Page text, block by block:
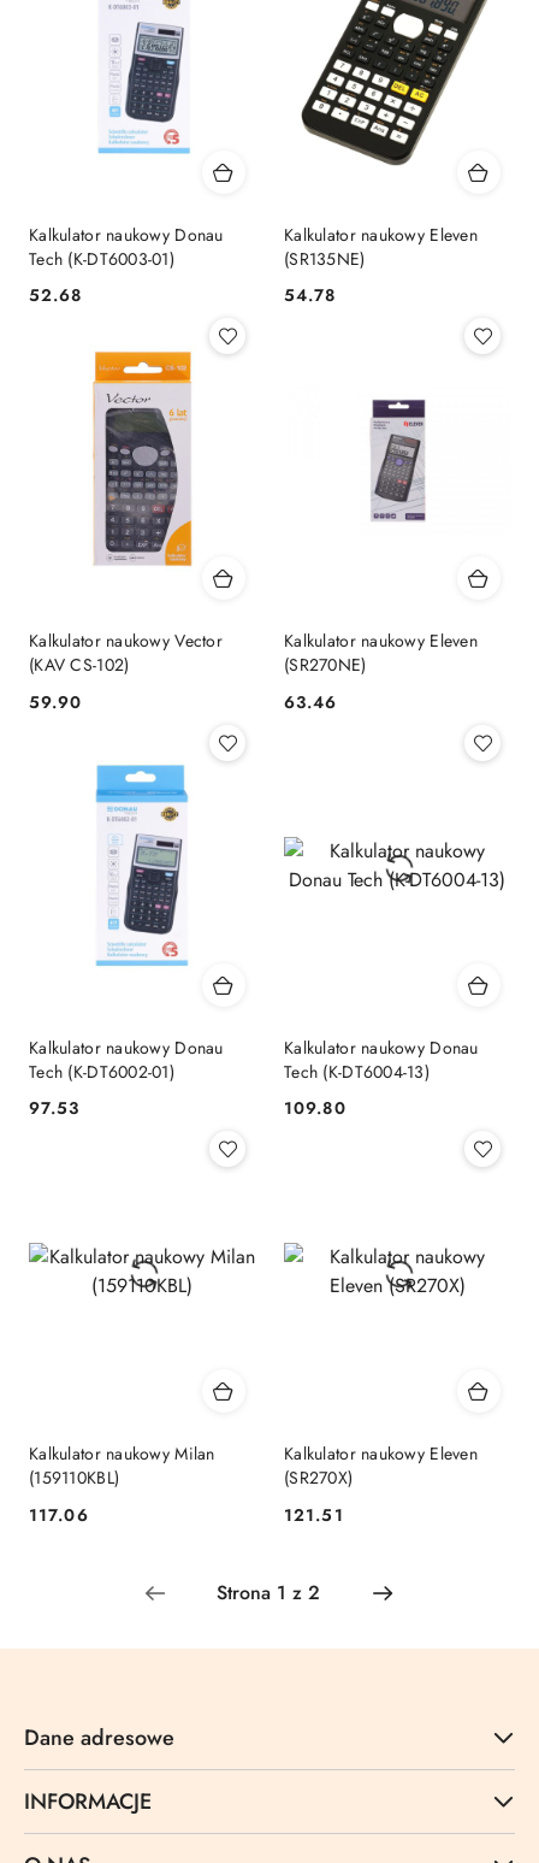
Kalkulator naukowy Donau
Tech (K-DT6003-01)
Cena:
52.68
Kalkulator naukowy Eleven
(SR135NE)
Cena:
54.78
Kalkulator naukowy Vector
(KAV CS-102)
Cena:
59.90
Kalkulator naukowy Eleven
(SR270NE)
Cena:
63.46
Kalkulator naukowy Donau
Tech (K-DT6002-01)
Cena:
97.53
Kalkulator naukowy Donau
Tech (K-DT6004-13)
Cena:
109.80
Kalkulator naukowy Milan
(159110KBL)
Cena:
117.06
Kalkulator naukowy Eleven
(SR270X)
Cena:
121.51
Dane adresowe
INFORMACJE